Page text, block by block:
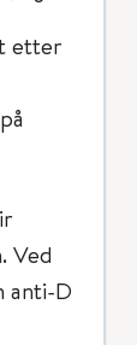
etter
Ved
anti-D